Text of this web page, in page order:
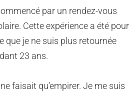
par un rendez-vous
Cette expérience a été pour
que je ne suis plus retournée
23 ans.
faisait qu’empirer. Je me suis